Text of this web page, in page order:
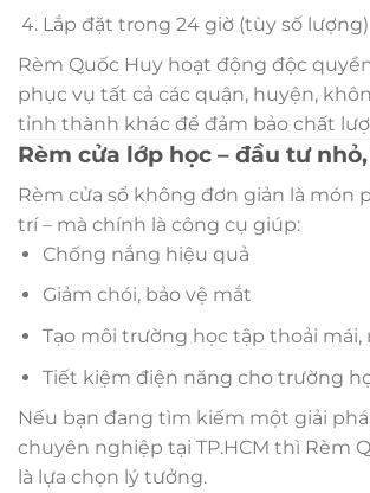
Lắp đặt trong 24 giờ (tùy số lượng)
Rèm Quốc Huy hoạt động độc quyền
phục vụ tất cả các quận, huyện,
tỉnh thành khác để đảm bảo chất
Rèm cửa lớp học – đầu tư
Rèm cửa sổ không đơn giản là món
trí – mà chính là công cụ giúp:
Chống nắng hiệu quả
Giảm chói, bảo vệ mắt
Tạo môi trường học tập thoải mái,
Tiết kiệm điện năng cho trường
Nếu bạn đang tìm kiếm một giải
chuyên nghiệp tại TP.HCM thì Rèm
là lựa chọn lý tưởng.